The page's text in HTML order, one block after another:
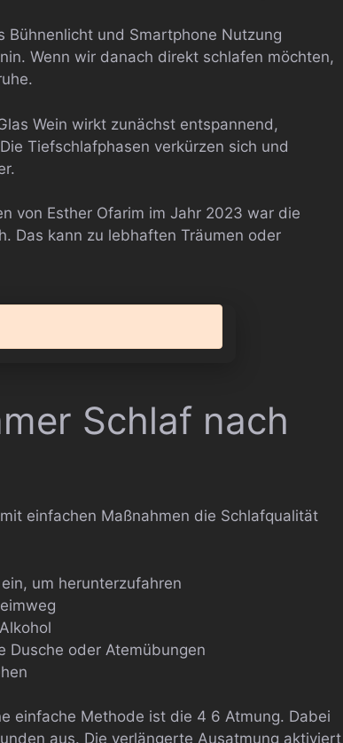
Bühnenlicht und Smartphone Nutzung
Wenn wir danach direkt schlafen möchten,
Wein wirkt zunächst entspannend,
Tiefschlafphasen verkürzen sich und
von Esther Ofarim im Jahr 2023 war die
Das kann zu lebhaften Träumen oder
Schlaf nach
einfachen Maßnahmen die Schlafqualität
um herunterzufahren
Dusche oder Atemübungen
einfache Methode ist die 4 6 Atmung. Dabei
aus. Die verlängerte Ausatmung aktiviert